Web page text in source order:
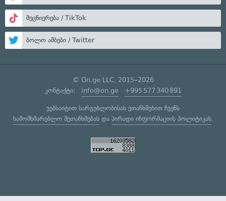
მეცნიერება / TikTok
ბოლო ამბები / Twitter
© On.ge LLC, 2015–2026
კონტაქტი: info@on.ge +995 577 340 891
ვებსაიტით სარგებლობისას ეთანხმებით ჩვენს
სამომხმარებლო შეთანხმებასდა პირადი ინფორმაციის პოლიტიკას.